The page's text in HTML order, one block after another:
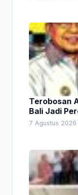
Terobosan
Bali Jadi
Pembiayaan
7 Agustus 2026